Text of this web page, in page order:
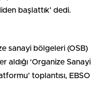
başlattık’ dedi.
sanayi bölgeleri (OSB)
aldığı ‘Organize Sanayi
toplantısı, EBSO